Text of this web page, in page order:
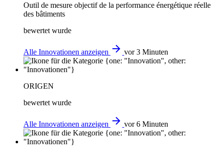
Outil de mesure objectif de la performance énergétique réelle
des bâtiments
bewertet wurde
Alle Innovationen anzeigen arrow_forward vor 3 Minuten
ORIGEN
bewertet wurde
Alle Innovationen anzeigen arrow_forward vor 6 Minuten